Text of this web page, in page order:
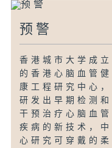
预警
香港城市⼤学成立
的香港⼼脑⾎管健
康⼯程研究中⼼，
研发出早期检测和
⼲预治疗⼼脑⾎管
疾病的新技术，中
⼼研究可穿戴的柔